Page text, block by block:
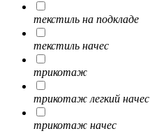
текстиль на подкладе
текстиль начес
трикотаж
трикотаж легкий начес
трикотаж начес